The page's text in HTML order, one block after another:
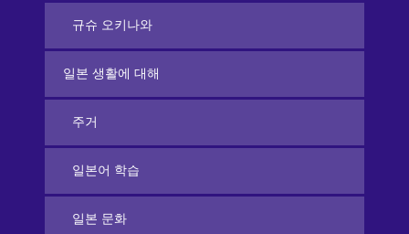
규슈 오키나와
일본 생활에 대해
주거
일본어 학습
일본 문화